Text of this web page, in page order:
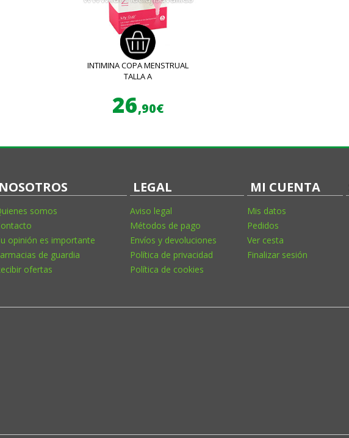
INTIMINA COPA MENSTRUAL
TALLA A
26,90€
NOSOTROS
somos
opinión es importante
de guardia
ofertas
LEGAL
Aviso legal
Métodos de pago
Envíos y devoluciones
Política de privacidad
Política de cookies
MI CUENTA
Mis datos
Pedidos
Ver cesta
Finalizar sesión